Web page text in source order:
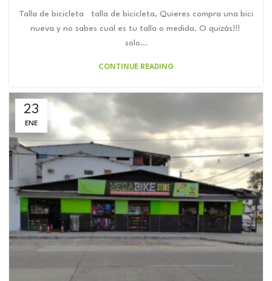
Talla de bicicleta talla de bicicleta, Quieres compra una bici
nueva y no sabes cual es tu talla o medida. O quizás!!!
solo...
CONTINUE READING
23
ENE